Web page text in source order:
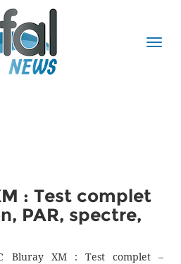
: Test complet
PAR, spectre,
Bluray XM : Test complet –